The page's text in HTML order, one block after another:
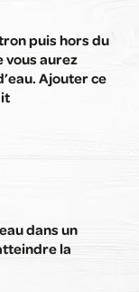
puis hors du
vous aurez
Ajouter ce
dans un
la